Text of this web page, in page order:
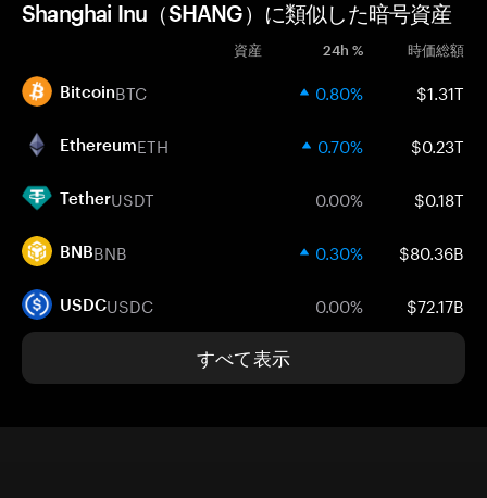
Shanghai Inu（SHANG）に類似した暗号資産
資産 24h % 時価総額
BitcoinBTC 0.80% $1.31T
EthereumETH 0.70% $0.23T
TetherUSDT 0.00% $0.18T
BNBBNB 0.30% $80.36B
USDCUSDC 0.00% $72.17B
すべて表示